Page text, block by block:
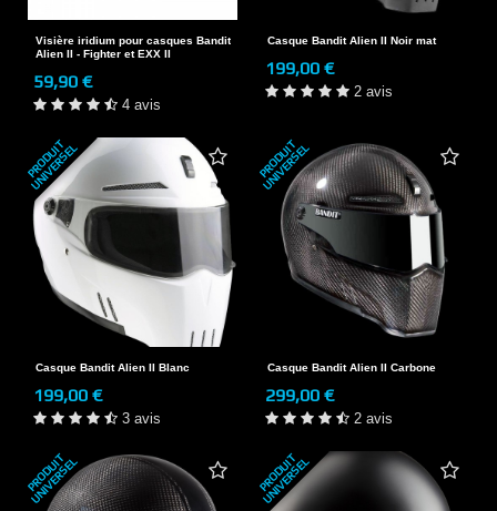
Visière iridium pour casques Bandit
Alien II - Fighter et EXX II
59,90 €
4 avis
Casque Bandit Alien II Noir mat
199,00 €
2 avis
P
R
O
D
U
I
T
U
N
I
V
E
R
S
E
L
Casque Bandit Alien II Blanc
199,00 €
3 avis
P
R
O
D
U
I
T
U
N
I
V
E
R
S
E
L
Casque Bandit Alien II Carbone
299,00 €
2 avis
P
R
O
D
U
I
T
U
N
I
V
E
R
S
E
L P
R
O
D
U
I
T
U
N
I
V
E
R
S
E
L